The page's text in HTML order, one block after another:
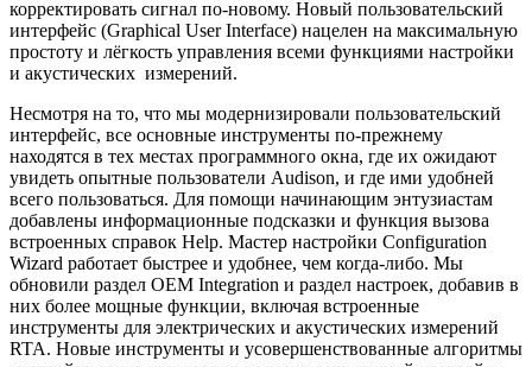
корректировать сигнал по-новому. Новый пользовательский
интерфейс (Graphical User Interface) нацелен на максимальную
простоту и лёгкость управления всеми функциями настройки
и акустических измерений.
Несмотря на то, что мы модернизировали пользовательский
интерфейс, все основные инструменты по-прежнему
находятся в тех местах программного окна, где их ожидают
увидеть опытные пользователи Audison, и где ими удобней
всего пользоваться. Для помощи начинающим энтузиастам
добавлены информационные подсказки и функция вызова
встроенных справок Help. Мастер настройки Configuration
Wizard работает быстрее и удобнее, чем когда-либо. Мы
обновили раздел OEM Integration и раздел настроек, добавив в
них более мощные функции, включая встроенные
инструменты для электрических и акустических измерений
RTA. Новые инструменты и усовершенствованные алгоритмы